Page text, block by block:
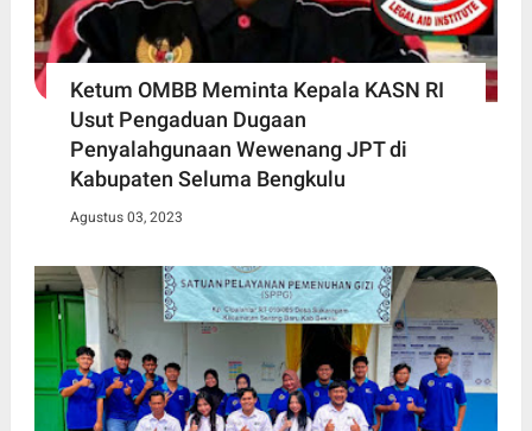
Ketum OMBB Meminta Kepala KASN RI
Usut Pengaduan Dugaan
Penyalahgunaan Wewenang JPT di
Kabupaten Seluma Bengkulu
Agustus 03, 2023